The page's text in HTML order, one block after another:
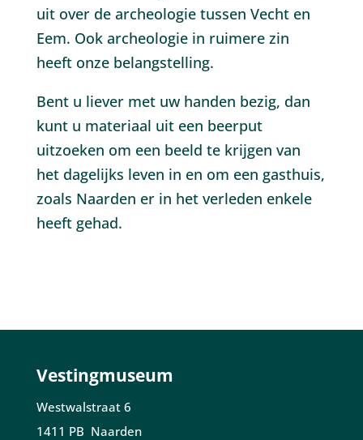
uit over de archeologie tussen Vecht en
Eem. Ook archeologie in ruimere zin
heeft onze belangstelling.
Bent u liever met uw handen bezig, dan
kunt u materiaal uit een beerput
uitzoeken om een beeld te krijgen van
het dagelijks leven in en om een gasthuis,
zoals Naarden er in het verleden enkele
heeft gehad.
Vestingmuseum
Westwalstraat 6
1411 PB Naarden